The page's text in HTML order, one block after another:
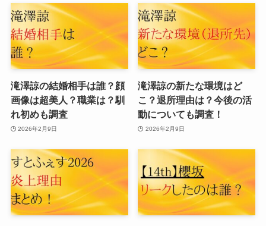
滝澤諒の結婚相手は誰？顔
画像は超美人？職業は？馴
れ初めも調査
2026年2月9日
滝澤諒の新たな環境はど
こ？退所理由は？今後の活
動についても調査！
2026年2月9日